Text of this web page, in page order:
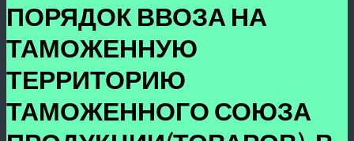
ПОРЯДОК ВВОЗА НА
ТАМОЖЕННУЮ
ТЕРРИТОРИЮ
ТАМОЖЕННОГО СОЮЗА